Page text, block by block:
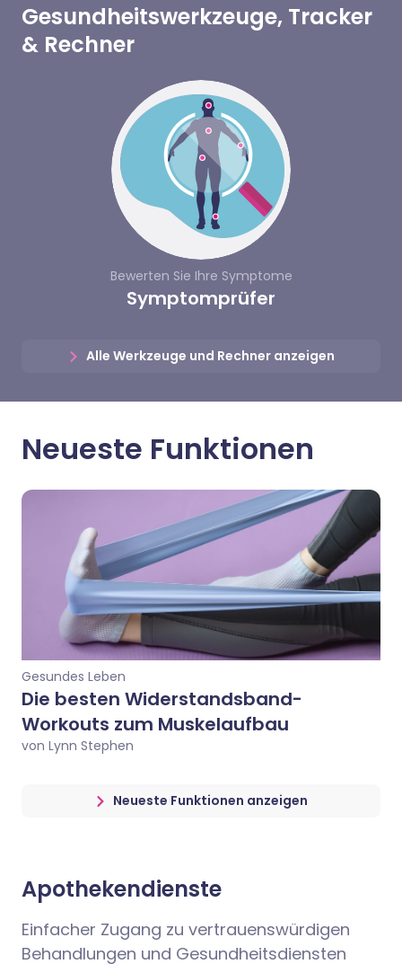
specialist about the signs to look out for, and
what to do if you think your child may have
ADHD.
Gesundheitswerkzeuge, Tracker
& Rechner
Bewerten Sie Ihre Symptome
Symptomprüfer
Alle Werkzeuge und Rechner anzeigen
Neueste Funktionen
Gesundes Leben
Die besten Widerstandsband-
Workouts zum Muskelaufbau
von Lynn Stephen
Neueste Funktionen anzeigen
Apothekendienste
Einfacher Zugang zu vertrauenswürdigen
Behandlungen und Gesundheitsdiensten